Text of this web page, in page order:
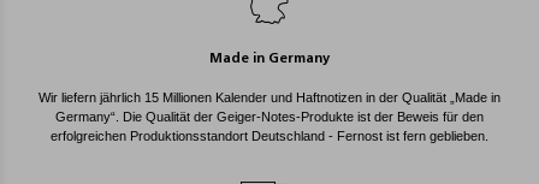
Made in Germany
Wir liefern jährlich 15 Millionen Kalender und Haftnotizen in der Qualität „Made in
Germany“. Die Qualität der Geiger-Notes-Produkte ist der Beweis für den
erfolgreichen Produktionsstandort Deutschland - Fernost ist fern geblieben.